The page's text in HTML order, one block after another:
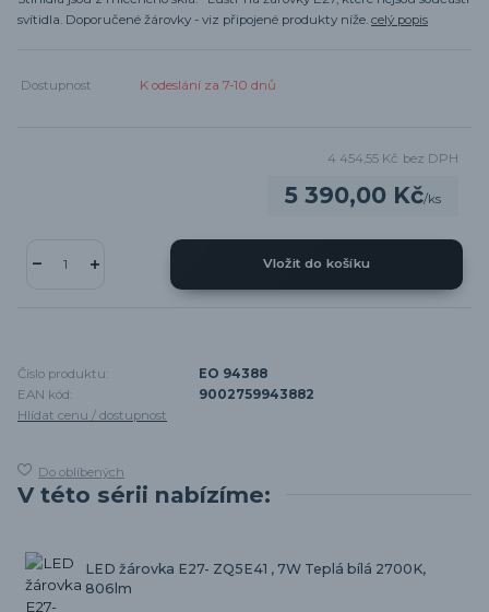
svítidla. Doporučené žárovky - viz připojené produkty níže. celý popis
Dostupnost K odeslání za 7-10 dnů
5 390,00 Kč/ks
4 454,55 Kč bez DPH
Vložit do košíku
Číslo produktu:
EO 94388
EAN kód:
9002759943882
Hlídat cenu / dostupnost
Do oblíbených
V této sérii nabízíme:
LED žárovka E27- ZQ5E41 , 7W Teplá bílá 2700K,
806lm